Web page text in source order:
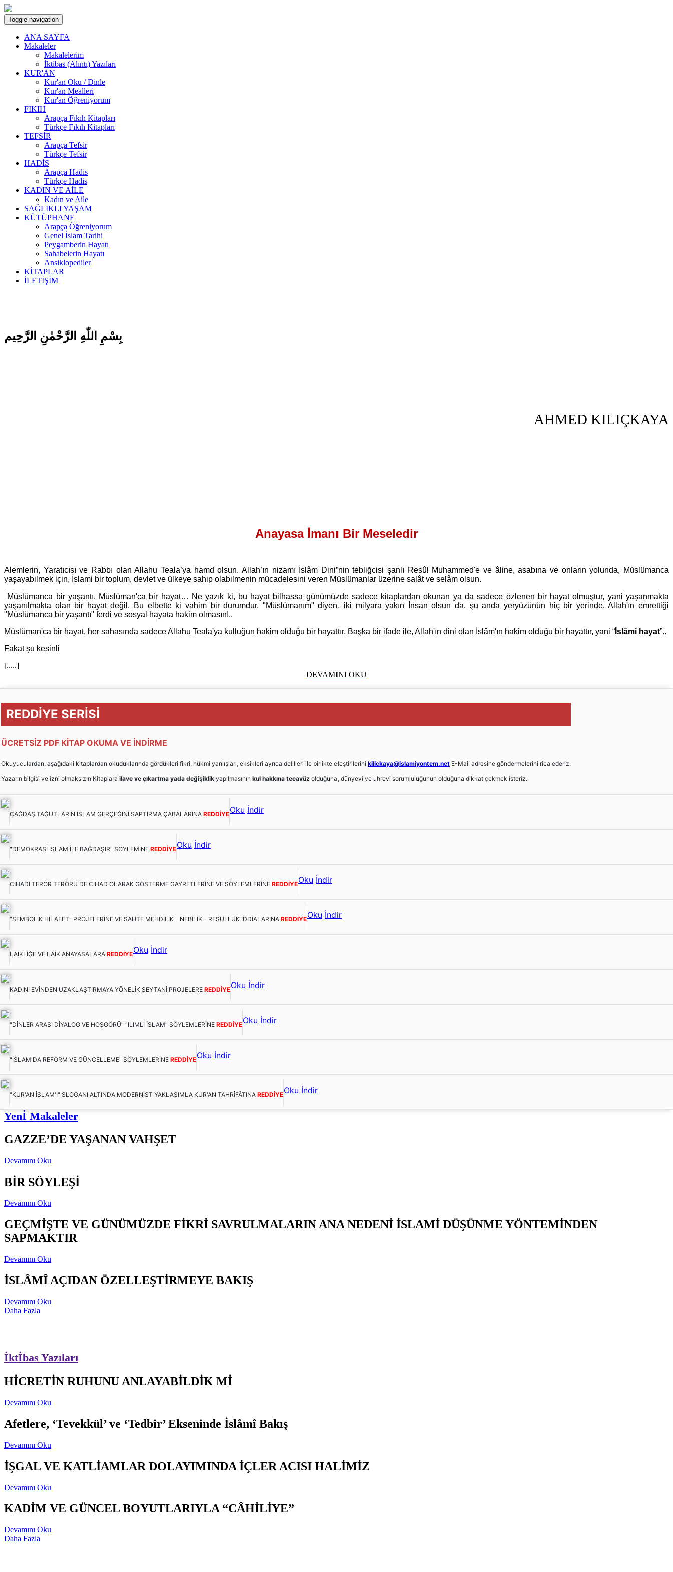
Toggle navigation
ANA SAYFA
Makaleler
Makalelerim
İktibas (Alıntı) Yazıları
KUR'AN
Kur'an Oku / Dinle
Kur'an Mealleri
Kur'an Öğreniyorum
FIKIH
Arapça Fıkıh Kitapları
Türkçe Fıkıh Kitapları
TEFSİR
Arapça Tefsir
Türkçe Tefsir
HADİS
Arapça Hadis
Türkçe Hadis
KADIN VE AİLE
Kadın ve Aile
SAĞLIKLI YAŞAM
KÜTÜPHANE
Arapça Öğreniyorum
Genel İslam Tarihi
Peygamberin Hayatı
Sahabelerin Hayatı
Ansiklopediler
KİTAPLAR
İLETİŞİM
بِسْمِ اللّٰهِ الرَّحْمٰنِ الرَّحِيم
AHMED KILIÇKAYA
Anayasa İmanı Bir Meseledir
Alemlerin, Yaratıcısı ve Rabbı olan Allahu Teala’ya hamd olsun. Allah’ın nizamı İslâm Dini’nin tebliğcisi şanlı Resûl Muhammed'e ve âline, asabına ve onların yolunda, Müslümanca
yaşayabilmek için, İslami bir toplum, devlet ve ülkeye sahip olabilmenin mücadelesini veren Müslümanlar üzerine salât ve selâm olsun.
Müslümanca bir yaşantı, Müslüman'ca bir hayat… Ne yazık ki, bu hayat bilhassa günümüzde sadece kitaplardan okunan ya da sadece özlenen bir hayat olmuştur, yani yaşanmakta
yaşanılmakta olan bir hayat değil. Bu elbette ki vahim bir durumdur. "Müslümanım" diyen, iki milyara yakın İnsan olsun da, şu anda yeryüzünün hiç bir yerinde, Allah'ın emrettiği
"Müslümanca bir yaşantı" ferdi ve sosyal hayata hakim olmasın!..
Müslüman'ca bir hayat, her sahasında sadece Allahu Teala'ya kulluğun hakim olduğu bir hayattır. Başka bir ifade ile, Allah'ın dini olan İslâm'ın hakim olduğu bir hayattır, yani “ İslâmi hayat”..
Fakat şu kesinli
[.....]
DEVAMINI OKU
REDDİYE SERİSİ
ÜCRETSİZ PDF KİTAP OKUMA VE İNDİRME
Okuyuculardan, aşağıdaki kitaplardan okuduklarında gördükleri fikri, hükmi yanlışları, eksikleri ayrıca delilleri ile birlikte eleştirilerini kilickaya@islamiyontem.net E-Mail adresine göndermelerini rica ederiz.
Yazarın bilgisi ve izni olmaksızın Kitaplara ilave ve çıkartma yada değişiklik yapılmasının kul hakkına tecavüz olduğuna, dünyevi ve uhrevi sorumluluğunun olduğuna dikkat çekmek isteriz.
ÇAĞDAŞ TAĞUTLARIN İSLAM GERÇEĞİNİ SAPTIRMA ÇABALARINA REDDİYEOku İndir
"DEMOKRASİ İSLAM İLE BAĞDAŞIR" SÖYLEMİNE REDDİYEOku İndir
CİHADI TERÖR TERÖRÜ DE CİHAD OLARAK GÖSTERME GAYRETLERİNE VE SÖYLEMLERİNE REDDİYEOku İndir
"SEMBOLİK HİLAFET" PROJELERİNE VE SAHTE MEHDİLİK - NEBİLİK - RESULLÜK İDDİALARINA REDDİYEOku İndir
LAİKLİĞE VE LAİK ANAYASALARA REDDİYEOku İndir
KADINI EVİNDEN UZAKLAŞTIRMAYA YÖNELİK ŞEYTANİ PROJELERE REDDİYEOku İndir
"DİNLER ARASI DİYALOG VE HOŞGÖRÜ" "ILIMLI İSLAM" SÖYLEMLERİNE REDDİYEOku İndir
"İSLAM'DA REFORM VE GÜNCELLEME" SÖYLEMLERİNE REDDİYEOku İndir
"KUR'AN İSLAM'I" SLOGANI ALTINDA MODERNİST YAKLAŞIMLA KUR'AN TAHRİFÂTINA REDDİYEOku İndir
Yenİ Makaleler
GAZZE’DE YAŞANAN VAHŞET
Devamını Oku
BİR SÖYLEŞİ
Devamını Oku
GEÇMİŞTE VE GÜNÜMÜZDE FİKRİ SAVRULMALARIN ANA NEDENİ İSLAMİ DÜŞÜNME YÖNTEMİNDEN
SAPMAKTIR
Devamını Oku
İSLÂMÎ AÇIDAN ÖZELLEŞTİRMEYE BAKIŞ
Devamını Oku
Daha Fazla
İktİbas Yazıları
HİCRETİN RUHUNU ANLAYABİLDİK Mİ
Devamını Oku
Afetlere, ‘Tevekkül’ ve ‘Tedbir’ Ekseninde İslâmî Bakış
Devamını Oku
İŞGAL VE KATLİAMLAR DOLAYIMINDA İÇLER ACISI HALİMİZ
Devamını Oku
KADİM VE GÜNCEL BOYUTLARIYLA “CÂHİLİYE”
Devamını Oku
Daha Fazla